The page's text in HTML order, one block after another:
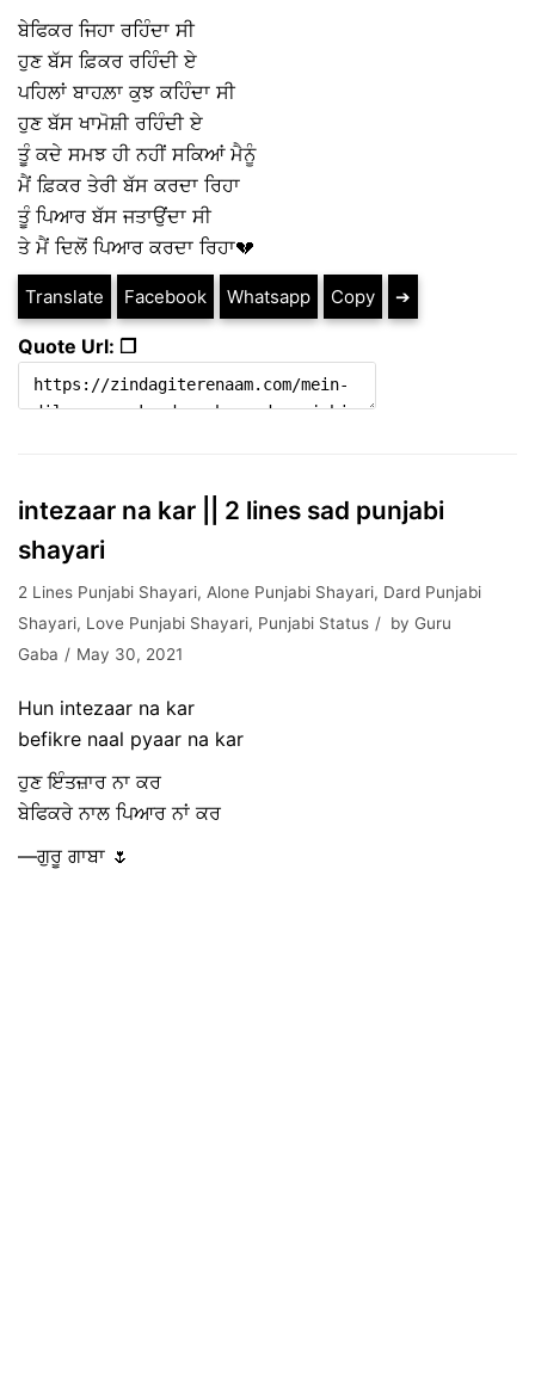
ਬੇਫਿਕਰ ਜਿਹਾ ਰਹਿੰਦਾ ਸੀ
ਹੁਣ ਬੱਸ ਫ਼ਿਕਰ ਰਹਿੰਦੀ ਏ
ਪਹਿਲਾਂ ਬਾਹਲ਼ਾ ਕੁਝ ਕਹਿੰਦਾ ਸੀ
ਹੁਣ ਬੱਸ ਖਾਮੋਸ਼ੀ ਰਹਿੰਦੀ ਏ
ਤੂੰ ਕਦੇ ਸਮਝ ਹੀ ਨਹੀਂ ਸਕਿਆਂ ਮੈਨੂੰ
ਮੈਂ ਫ਼ਿਕਰ ਤੇਰੀ ਬੱਸ ਕਰਦਾ ਰਿਹਾ
ਤੂੰ ਪਿਆਰ ਬੱਸ ਜਤਾਉਂਦਾ ਸੀ
ਤੇ ਮੈਂ ਦਿਲੋਂ ਪਿਆਰ ਕਰਦਾ ਰਿਹਾ💔
Translate Facebook Whatsapp Copy ➔
Quote Url: ❐
intezaar na kar || 2 lines sad punjabi
shayari
2 Lines Punjabi Shayari, Alone Punjabi Shayari, Dard Punjabi
Shayari, Love Punjabi Shayari, Punjabi Status by Guru
Gaba
May 30, 2021
Hun intezaar na kar
befikre naal pyaar na kar
ਹੁਣ ਇੰਤਜ਼ਾਰ ਨਾ ਕਰ
ਬੇਫਿਕਰੇ ਨਾਲ ਪਿਆਰ ਨਾਂ ਕਰ
—ਗੁਰੂ ਗਾਬਾ 🌷